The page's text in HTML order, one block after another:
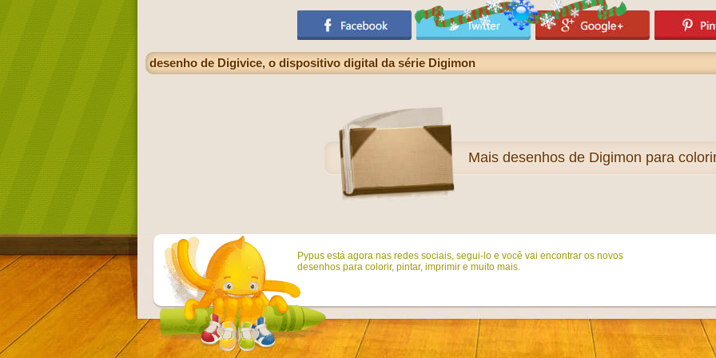
desenho de Digivice, o dispositivo digital da série Digimon
Mais desenhos de Digimon para
Pypus está agora nas redes sociais, segui-lo e você vai encontrar os novos
desenhos para colorir, pintar, imprimir e muito mais.